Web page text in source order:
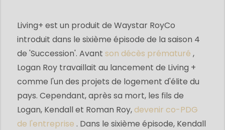
Living+ est un produit de Waystar RoyCo
introduit dans le sixième épisode de la saison 4
de 'Succession'. Avant son décès prématuré ,
Logan Roy travaillait au lancement de Living +
comme l'un des projets de logement d'élite du
pays. Cependant, après sa mort, les fils de
Logan, Kendall et Roman Roy,devenir co-PDG
de l'entreprise . Dans le sixième épisode, Kendall